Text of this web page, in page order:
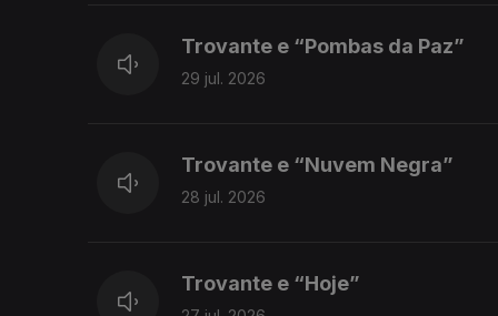
Trovante e “Pombas da Paz”
29 jul. 2026
Trovante e “Nuvem Negra”
28 jul. 2026
Trovante e “Hoje”